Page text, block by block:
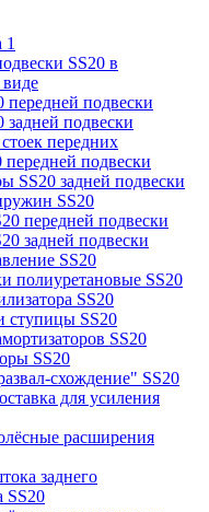
SS20 в
передней подвески
подвески
передних
подвески
SS20 задней подвески
SS20
передней подвески
задней подвески
SS20
полиуретановые SS20
SS20
SS20
SS20
SS20
схождение" SS20
для усиления
расширения
заднего
SS20